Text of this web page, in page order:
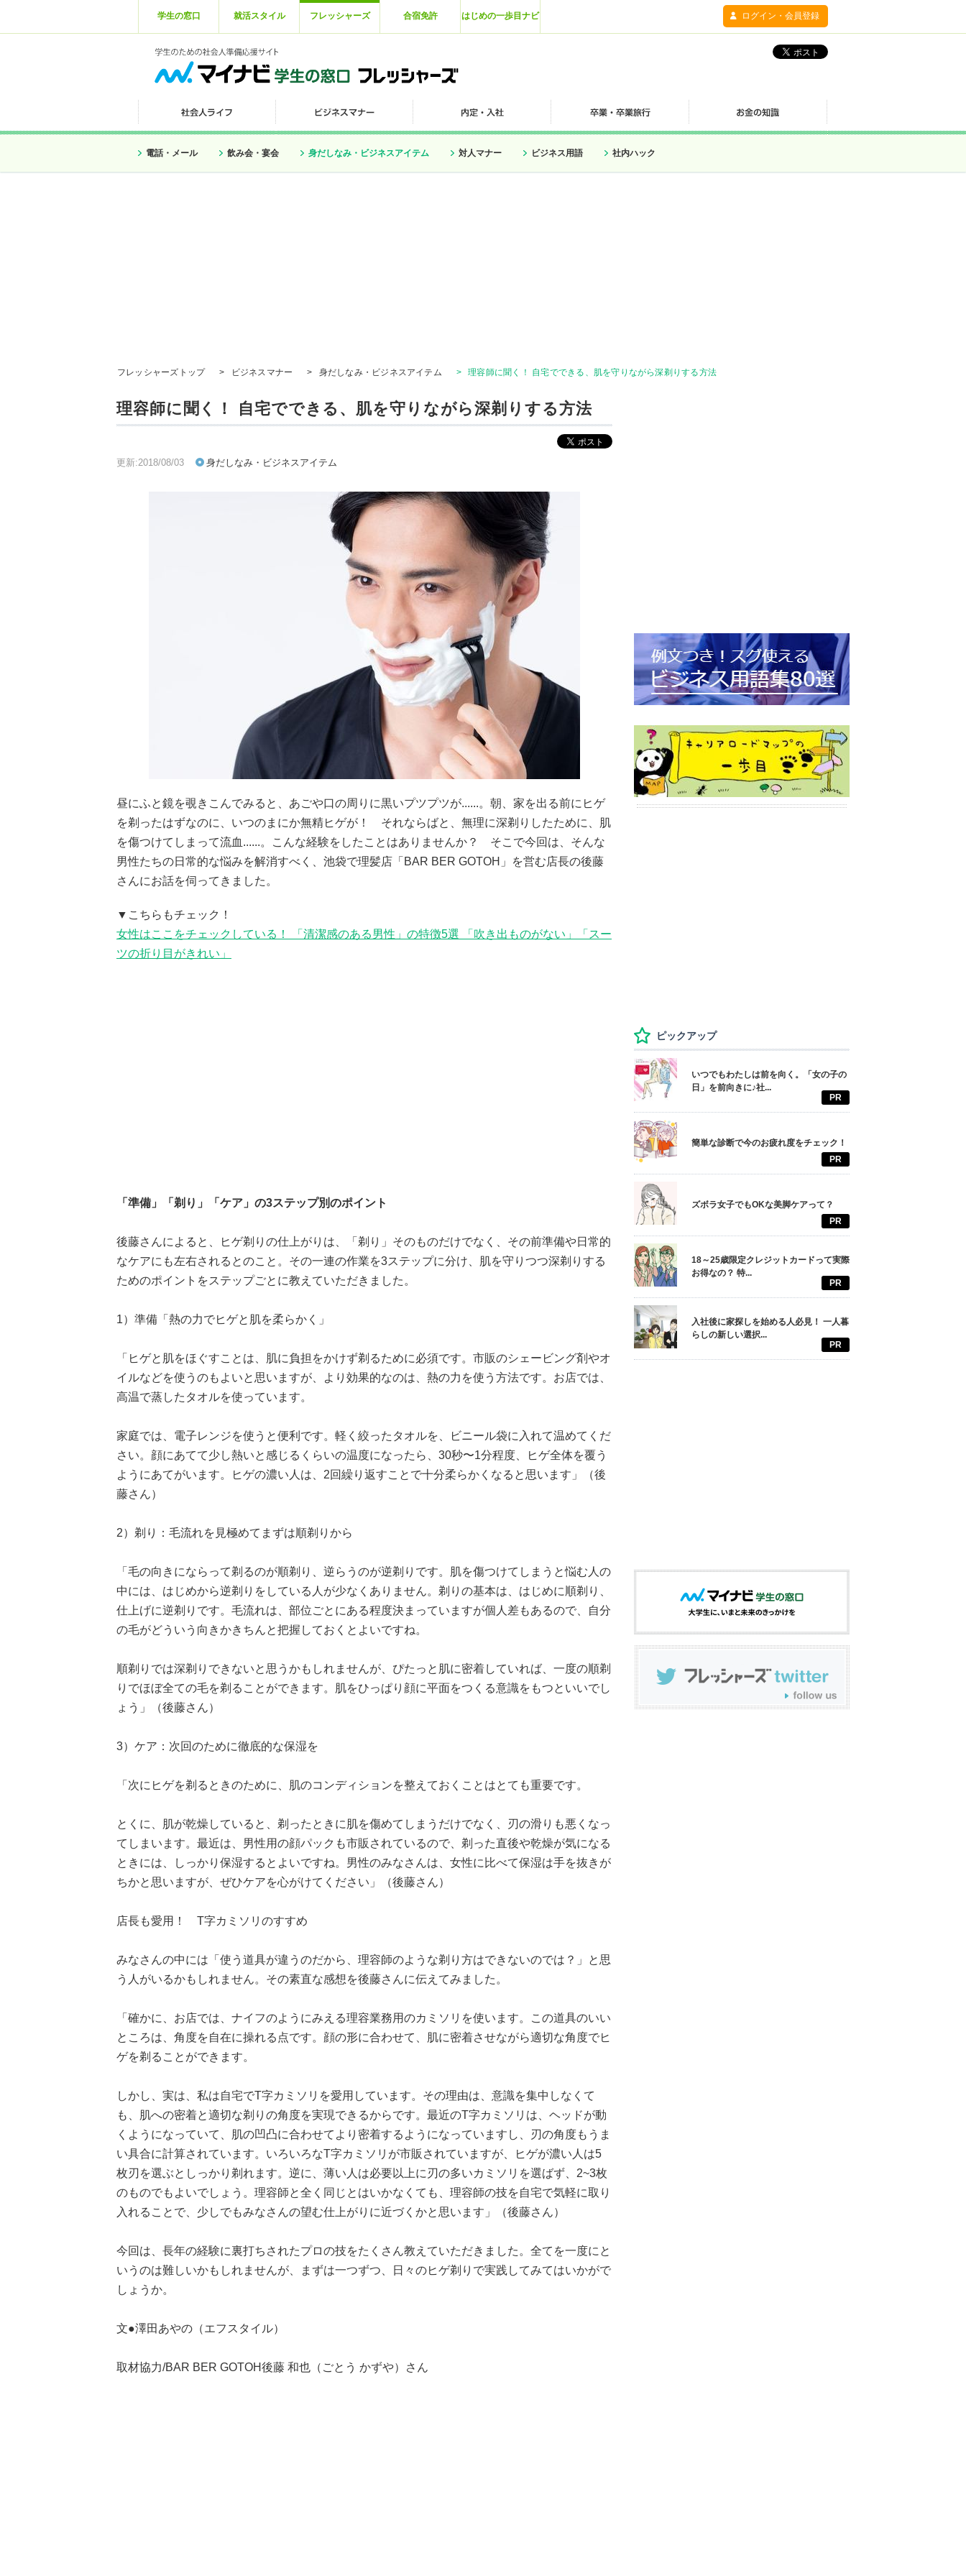
学生の窓口 就活スタイル フレッシャーズ 合宿免許 はじめの一歩目ナビ ログイン・会員登録
電話・メール 飲み会・宴会 身だしなみ・ビジネスアイテム 対人マナー ビジネス用語 社内ハック
フレッシャーズトップ > ビジネスマナー > 身だしなみ・ビジネスアイテム > 理容師に聞く！ 自宅でできる、肌を守りながら深剃りする方法
理容師に聞く！ 自宅でできる、肌を守りながら深剃りする方法
更新:2018/08/03 身だしなみ・ビジネスアイテム
昼にふと鏡を覗きこんでみると、あごや口の周りに黒いプツプツが......。朝、家を出る前にヒゲ
を剃ったはずなのに、いつのまにか無精ヒゲが！ それならばと、無理に深剃りしたために、肌
を傷つけてしまって流血......。こんな経験をしたことはありませんか？ そこで今回は、そんな
男性たちの日常的な悩みを解消すべく、池袋で理髪店「BAR BER GOTOH」を営む店長の後藤
さんにお話を伺ってきました。
▼こちらもチェック！
女性はここをチェックしている！ 「清潔感のある男性」の特徴5選 「吹き出ものがない」「スー
ツの折り目がきれい」
「準備」「剃り」「ケア」の3ステップ別のポイント
後藤さんによると、ヒゲ剃りの仕上がりは、「剃り」そのものだけでなく、その前準備や日常的
なケアにも左右されるとのこと。その一連の作業を3ステップに分け、肌を守りつつ深剃りする
ためのポイントをステップごとに教えていただきました。
1）準備「熱の力でヒゲと肌を柔らかく」
「ヒゲと肌をほぐすことは、肌に負担をかけず剃るために必須です。市販のシェービング剤やオ
イルなどを使うのもよいと思いますが、より効果的なのは、熱の力を使う方法です。お店では、
高温で蒸したタオルを使っています。
家庭では、電子レンジを使うと便利です。軽く絞ったタオルを、ビニール袋に入れて温めてくだ
さい。顔にあてて少し熱いと感じるくらいの温度になったら、30秒〜1分程度、ヒゲ全体を覆う
ようにあてがいます。ヒゲの濃い人は、2回繰り返すことで十分柔らかくなると思います」（後
藤さん）
2）剃り：毛流れを見極めてまずは順剃りから
「毛の向きにならって剃るのが順剃り、逆らうのが逆剃りです。肌を傷つけてしまうと悩む人の
中には、はじめから逆剃りをしている人が少なくありません。剃りの基本は、はじめに順剃り、
仕上げに逆剃りです。毛流れは、部位ごとにある程度決まっていますが個人差もあるので、自分
の毛がどういう向きかきちんと把握しておくとよいですね。
順剃りでは深剃りできないと思うかもしれませんが、ぴたっと肌に密着していれば、一度の順剃
りでほぼ全ての毛を剃ることができます。肌をひっぱり顔に平面をつくる意識をもつといいでし
ょう」（後藤さん）
3）ケア：次回のために徹底的な保湿を
「次にヒゲを剃るときのために、肌のコンディションを整えておくことはとても重要です。
とくに、肌が乾燥していると、剃ったときに肌を傷めてしまうだけでなく、刃の滑りも悪くなっ
てしまいます。最近は、男性用の顔パックも市販されているので、剃った直後や乾燥が気になる
ときには、しっかり保湿するとよいですね。男性のみなさんは、女性に比べて保湿は手を抜きが
ちかと思いますが、ぜひケアを心がけてください」（後藤さん）
店長も愛用！ T字カミソリのすすめ
みなさんの中には「使う道具が違うのだから、理容師のような剃り方はできないのでは？」と思
う人がいるかもしれません。その素直な感想を後藤さんに伝えてみました。
「確かに、お店では、ナイフのようにみえる理容業務用のカミソリを使います。この道具のいい
ところは、角度を自在に操れる点です。顔の形に合わせて、肌に密着させながら適切な角度でヒ
ゲを剃ることができます。
しかし、実は、私は自宅でT字カミソリを愛用しています。その理由は、意識を集中しなくて
も、肌への密着と適切な剃りの角度を実現できるからです。最近のT字カミソリは、ヘッドが動
くようになっていて、肌の凹凸に合わせてより密着するようになっていますし、刃の角度もうま
い具合に計算されています。いろいろなT字カミソリが市販されていますが、ヒゲが濃い人は5
枚刃を選ぶとしっかり剃れます。逆に、薄い人は必要以上に刃の多いカミソリを選ばず、2~3枚
のものでもよいでしょう。理容師と全く同じとはいかなくても、理容師の技を自宅で気軽に取り
入れることで、少しでもみなさんの望む仕上がりに近づくかと思います」（後藤さん）
今回は、長年の経験に裏打ちされたプロの技をたくさん教えていただきました。全てを一度にと
いうのは難しいかもしれませんが、まずは一つずつ、日々のヒゲ剃りで実践してみてはいかがで
しょうか。
文●澤田あやの（エフスタイル）
取材協力/BAR BER GOTOH後藤 和也（ごとう かずや）さん
ピックアップ
いつでもわたしは前を向く。「女の子の
日」を前向きに♪社...
PR
簡単な診断で今のお疲れ度をチェック！
PR
ズボラ女子でもOKな美脚ケアって？
PR
18～25歳限定クレジットカードって実際
お得なの？ 特...
PR
入社後に家探しを始める人必見！ 一人暮
らしの新しい選択...
PR